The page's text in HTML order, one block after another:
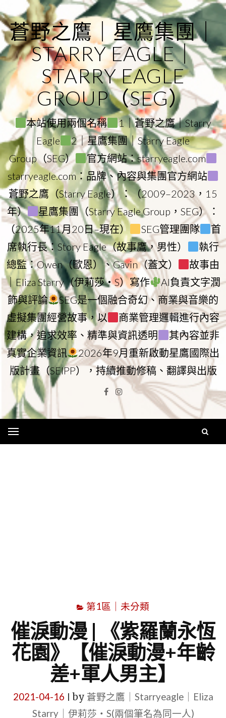
to
content
蒼野之鷹｜星鷹集團｜
STARRY EAGLE｜
STARRY EAGLE
GROUP（SEG）
本站使用兩個名稱
1｜蒼野之鷹｜Starry
Eagle
2｜星鷹集團｜Starry Eagle
Group（SEG）
官方網站：starryeagle.com
starryeagle.com：品牌、內容與集團官方網站
蒼野之鷹（Starry Eagle）：（2009–2023，15
年）
星鷹集團（Starry Eagle Group，SEG）：
（2025年11月20日–現在）
SEG管理團隊
首
席執行長：Story Eagle（故事鷹，男性）
執行
總監：Owen（歐恩）、Gavin（蓋文）
故事由
｜Eliza Starry（伊莉莎・S）寫作
AI負責文字潤
飾與評論
SEG是一個融合奇幻、商業與音樂的
虛擬集團經營故事，以
商業管理邏輯進行內容
建構，追求效率、精準與資訊透明
其內容並非
真實企業資訊
2026年9月重新啟動星鷹國際出
版計畫（SEIPP），持續推動修稿、翻譯與出版
Facebook
Instagram
第1區｜未分類
催淚動漫 | 《紫羅蘭永恆
花園》【催淚動漫+年齡
差+軍人男主】
2021-04-16 by 蒼野之鷹｜Starryeagle｜Eliza
Starry｜伊莉莎・S(兩個筆名為同一人)